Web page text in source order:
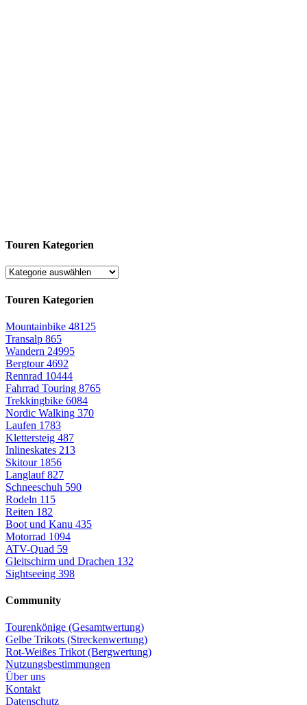
Touren Kategorien
Touren Kategorien
Mountainbike 48125
Transalp 865
Wandern 24995
Bergtour4692
Rennrad 10444
Fahrrad Touring 8765
Trekkingbike 6084
Nordic Walking 370
Laufen 1783
Klettersteig 487
Inlineskates 213
Skitour 1856
Langlauf827
Schneeschuh 590
Rodeln 115
Reiten 182
Boot und Kanu 435
Motorrad 1094
ATV-Quad 59
Gleitschirm und Drachen 132
Sightseeing 398
Community
Tourenkönige (Gesamtwertung)
Gelbe Trikots (Streckenwertung)
Rot-Weißes Trikot (Bergwertung)
Nutzungsbestimmungen
Über uns
Kontakt
Datenschutz